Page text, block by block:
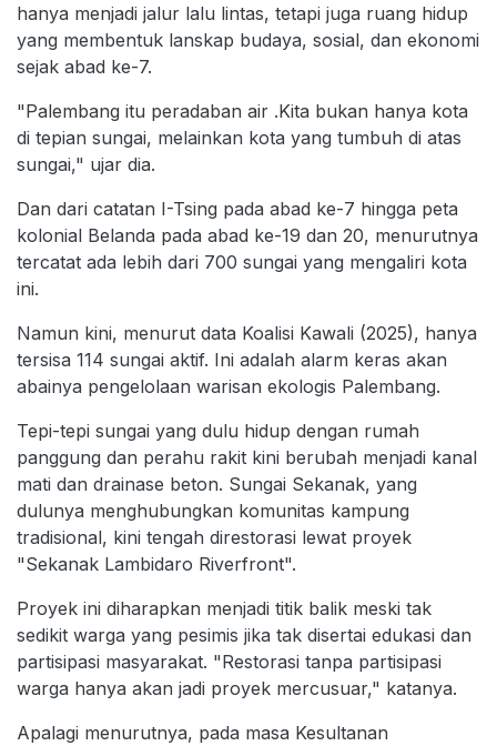
hanya menjadi jalur lalu lintas, tetapi juga ruang hidup
yang membentuk lanskap budaya, sosial, dan ekonomi
sejak abad ke-7.
"Palembang itu peradaban air .Kita bukan hanya kota
di tepian sungai, melainkan kota yang tumbuh di atas
sungai," ujar dia.
Dan dari catatan I-Tsing pada abad ke-7 hingga peta
kolonial Belanda pada abad ke-19 dan 20, menurutnya
tercatat ada lebih dari 700 sungai yang mengaliri kota
ini.
Namun kini, menurut data Koalisi Kawali (2025), hanya
tersisa 114 sungai aktif. Ini adalah alarm keras akan
abainya pengelolaan warisan ekologis Palembang.
Tepi-tepi sungai yang dulu hidup dengan rumah
panggung dan perahu rakit kini berubah menjadi kanal
mati dan drainase beton. Sungai Sekanak, yang
dulunya menghubungkan komunitas kampung
tradisional, kini tengah direstorasi lewat proyek
"Sekanak Lambidaro Riverfront".
Proyek ini diharapkan menjadi titik balik meski tak
sedikit warga yang pesimis jika tak disertai edukasi dan
partisipasi masyarakat. "Restorasi tanpa partisipasi
warga hanya akan jadi proyek mercusuar," katanya.
Apalagi menurutnya, pada masa Kesultanan